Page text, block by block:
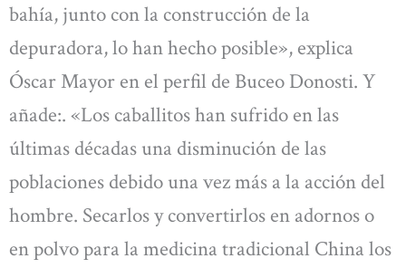
bahía, junto con la construcción de la
depuradora, lo han hecho posible», explica
Óscar Mayor en el perfil de Buceo Donosti. Y
añade:. «Los caballitos han sufrido en las
últimas décadas una disminución de las
poblaciones debido una vez más a la acción del
hombre. Secarlos y convertirlos en adornos o
en polvo para la medicina tradicional China los